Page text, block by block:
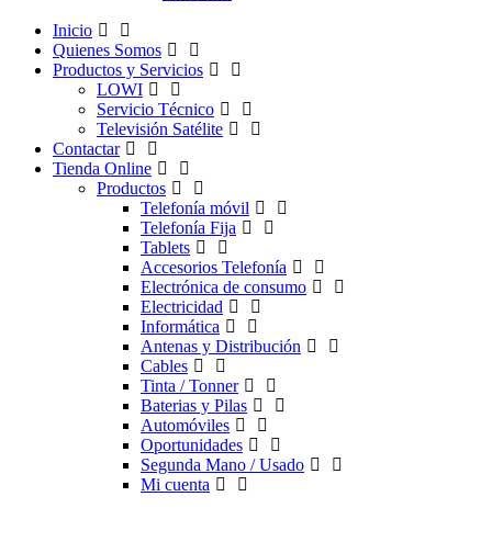
Inicio
Quienes Somos
Productos y Servicios
LOWI
Servicio Técnico
Televisión Satélite
Contactar
Tienda Online
Productos
Telefonía móvil
Telefonía Fija
Tablets
Accesorios Telefonía
Electrónica de consumo
Electricidad
Informática
Antenas y Distribución
Cables
Tinta / Tonner
Baterias y Pilas
Automóviles
Oportunidades
Segunda Mano / Usado
Mi cuenta